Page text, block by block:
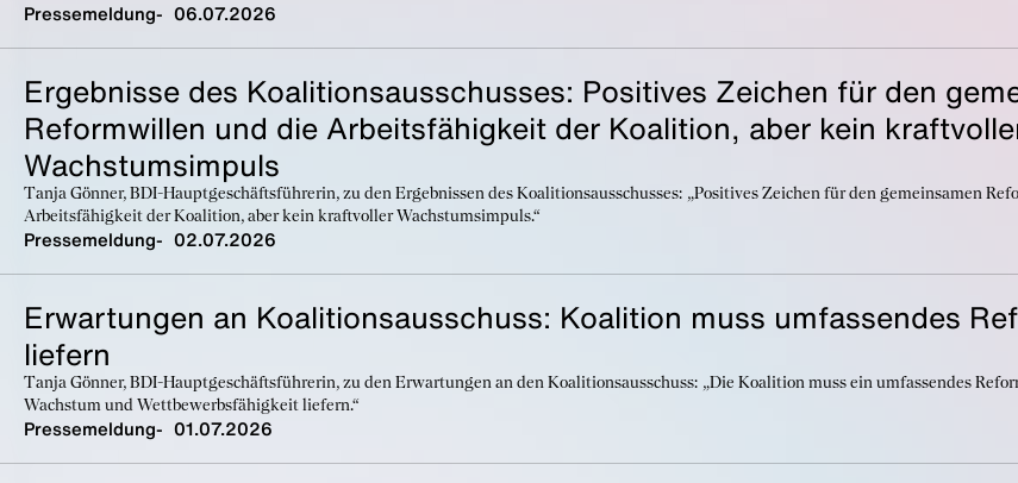
Pressemeldung 06.07.2026
Ergebnisse des Koalitionsausschusses: Positives Zeichen für den
Reformwillen und die Arbeitsfähigkeit der Koalition, aber kein
Wachstumsimpuls
Tanja Gönner, BDI-Hauptgeschäftsführerin, zu den Ergebnissen des Koalitionsausschusses: „Positives Zeichen für den gemeinsamen
Arbeitsfähigkeit der Koalition, aber kein kraftvoller Wachstumsimpuls.“
Pressemeldung 02.07.2026
Erwartungen an Koalitionsausschuss: Koalition muss umfassendes
liefern
Tanja Gönner, BDI-Hauptgeschäftsführerin, zu den Erwartungen an den Koalitionsausschuss: „Die Koalition muss ein umfassendes
Wachstum und Wettbewerbsfähigkeit liefern.“
Pressemeldung 01.07.2026